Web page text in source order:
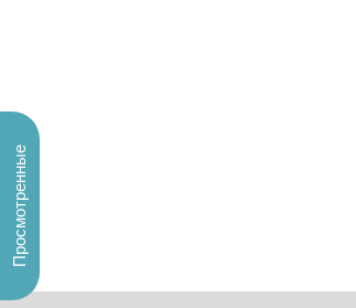
Просмотренные